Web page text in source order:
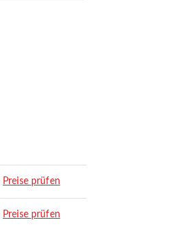
Preise prüfen
Preise prüfen